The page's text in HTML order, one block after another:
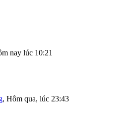
nay lúc 10:21
, Hôm qua, lúc 23:43